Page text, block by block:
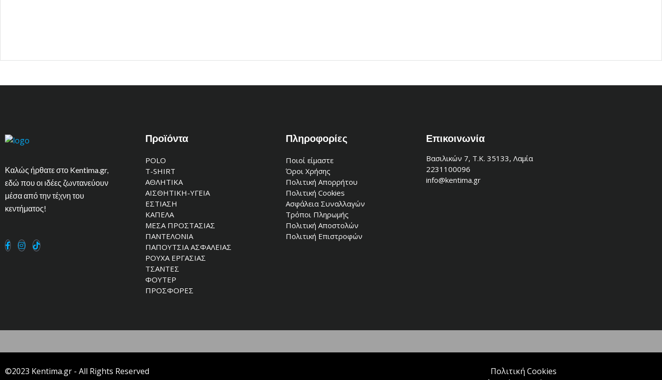
Καλώς ήρθατε στο Kentima.gr,
εδώ που οι ιδέες ζωντανεύουν
μέσα από την τέχνη του
κεντήματος!
Προϊόντα
POLO
T-SHIRT
ΑΘΛΗΤΙΚΑ
ΑΙΣΘΗΤΙΚΗ-ΥΓΕΙΑ
ΕΣΤΙΑΣΗ
ΚΑΠΕΛΑ
ΜΕΣΑ ΠΡΟΣΤΑΣΙΑΣ
ΠΑΝΤΕΛΟΝΙΑ
ΠΑΠΟΥΤΣΙΑ ΑΣΦΑΛΕΙΑΣ
ΡΟΥΧΑ ΕΡΓΑΣΙΑΣ
ΤΣΑΝΤΕΣ
ΦΟΥΤΕΡ
ΠΡΟΣΦΟΡΕΣ
Πληροφορίες
Ποιοί είμαστε
Όροι Χρήσης
Πολιτική Απορρήτου
Πολιτική Cookies
Ασφάλεια Συναλλαγών
Τρόποι Πληρωμής
Πολιτική Αποστολών
Πολιτική Επιστροφών
Επικοινωνία
Βασιλικών 7, Τ.Κ. 35133, Λαμία
2231100096
info@kentima.gr
©2023 Kentima.gr - All Rights Reserved
Πολιτική Cookies